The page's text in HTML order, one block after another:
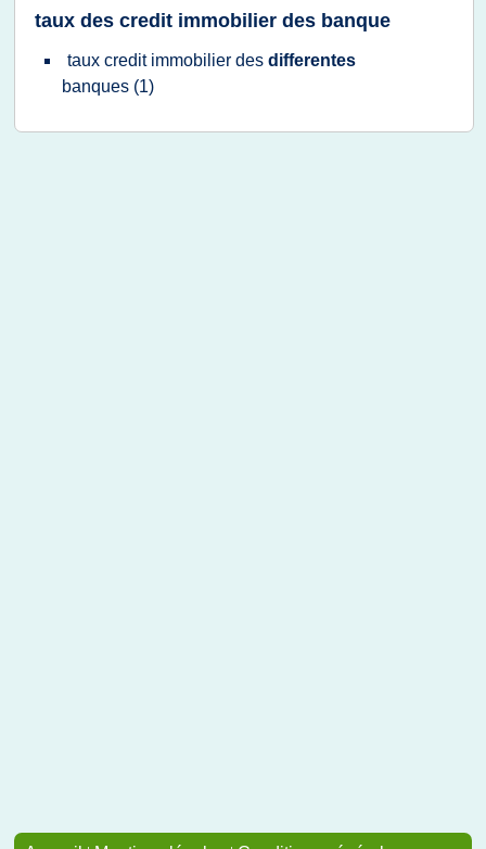
taux des credit immobilier des banque
taux credit immobilier des differentes
banques (1)